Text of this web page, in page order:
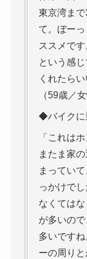
東京湾ま
て。ぼー
ススメで
という感
くれたら
（59歳／
◆バイクに
「これは
またま家
まってい
っかけで
なくては
が多いの
多いです
ーの周り